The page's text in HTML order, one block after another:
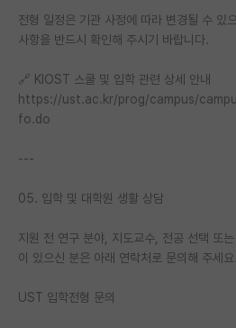
전형 일정은 기관 사정에 따라 변경될 수 있
사항을 반드시 확인해 주시기 바랍니다.
🔗 KIOST 스쿨 및 입학 관련 상세 안내
https://ust.ac.kr/prog/campus/
fo.do
---
05. 입학 및 대학원 생활 상담
지원 전 연구 분야, 지도교수, 전공 선택 또
이 있으신 분은 아래 연락처로 문의해 주세요.
UST 입학전형 문의